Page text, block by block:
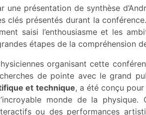
une présentation de synthèse
clés présentés durant la
saisi l’enthousiasme et les
étapes de la compréhension
organisant cette
de pointe avec le grand
et technique, a été conçu
monde de la
ou des performances